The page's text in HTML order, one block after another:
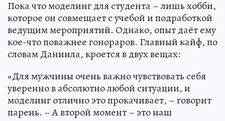
Пока что моделинг для студента – лишь хобби,
которое он совмещает с учебой и подработкой
ведущим мероприятий. Однако, опыт даёт ему
кое-что поважнее гонораров. Главный кайф, по
словам Даниила, кроется в двух вещах:
«Для мужчины очень важно чувствовать себя
уверенно в абсолютно любой ситуации, и
моделинг отлично это прокачивает, – говорит
парень. – А второй момент – это наш